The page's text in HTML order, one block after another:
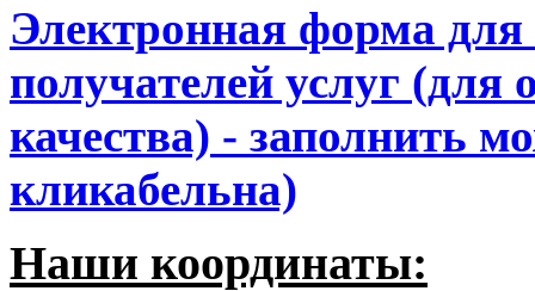
Электронная форма для
получателей услуг
качества) - заполнить
кликабельна)
Наши координаты: